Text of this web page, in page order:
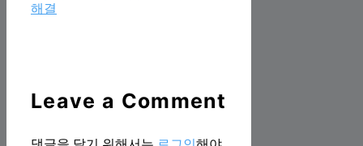
해결
Leave a Comment